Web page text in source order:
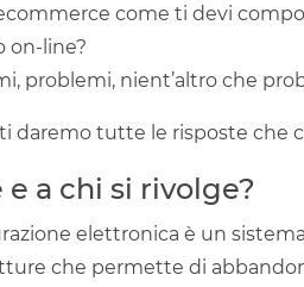
come ti devi
on-line?
problemi, nient’altro che
daremo tutte le risposte che
e a chi si rivolge?
elettronica è un
che permette di